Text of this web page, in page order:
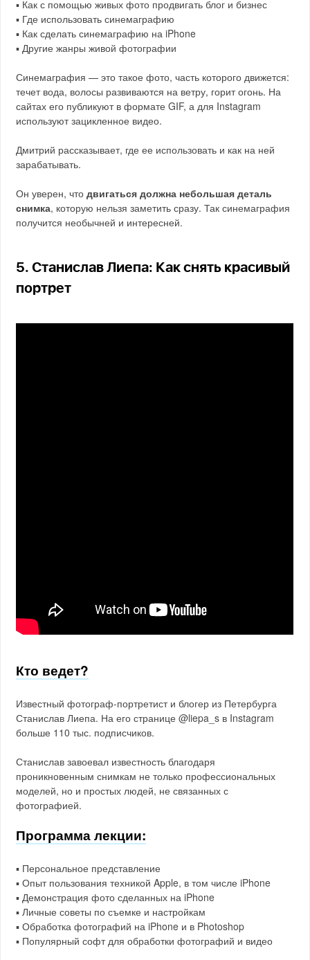
▪️ Как с помощью живых фото продвигать блог и бизнес
▪️ Где использовать синемаграфию
▪️ Как сделать синемаграфию на iPhone
▪️ Другие жанры живой фотографии
Синемаграфия — это такое фото, часть которого движется:
течет вода, волосы развиваются на ветру, горит огонь. На
сайтах его публикуют в формате GIF, а для Instagram
используют зацикленное видео.
Дмитрий рассказывает, где ее использовать и как на ней
зарабатывать.
Он уверен, чтодвигаться должна небольшая деталь
снимка, которую нельзя заметить сразу. Так синемаграфия
получится необычней и интересней.
5. Станислав Лиепа: Как снять красивый
портрет
Кто ведет?
Известный фотограф-портретист и блогер из Петербурга
Станислав Лиепа. На его странице @liepa_s в Instagram
больше 110 тыс. подписчиков.
Станислав завоевал известность благодаря
проникновенным снимкам не только профессиональных
моделей, но и простых людей, не связанных с
фотографией.
Программа лекции:
▪️ Персональное представление
▪️ Опыт пользования техникой Apple, в том числе iPhone
▪️ Демонстрация фото сделанных на iPhone
▪️ Личные советы по съемке и настройкам
▪️ Обработка фотографий на iPhone и в Photoshop
▪️ Популярный софт для обработки фотографий и видео